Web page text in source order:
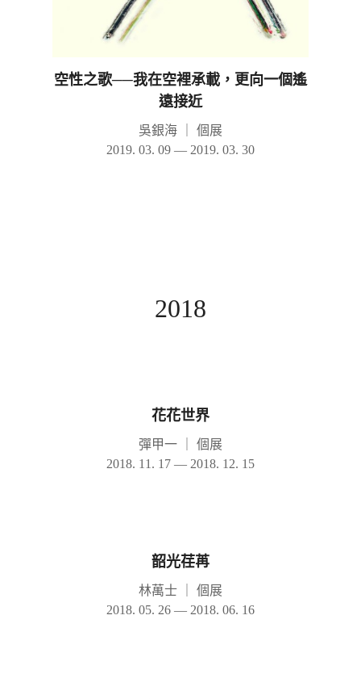
空性之歌──我在空裡承載，更向一個遙
遠接近
吳銀海
個展
2019. 03. 09 — 2019. 03. 30
2018
花花世界
彈甲一
個展
2018. 11. 17 — 2018. 12. 15
韶光荏苒
林萬士
個展
2018. 05. 26 — 2018. 06. 16